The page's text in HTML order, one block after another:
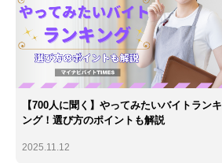
【700人に聞く】やってみたいバイトランキ
ング！選び方のポイントも解説
2025.11.12